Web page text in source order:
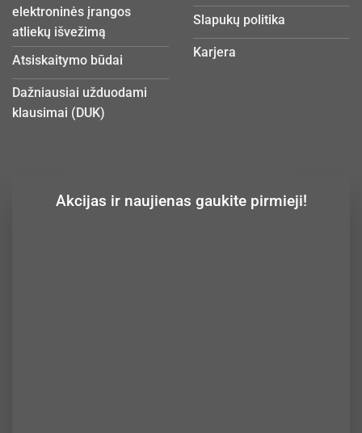
elektroninės įrangos
atliekų išvežimą
Atsiskaitymo būdai
Dažniausiai užduodami
klausimai (DUK)
Slapukų politika
Karjera
Akcijas ir naujienas gaukite pirmieji!